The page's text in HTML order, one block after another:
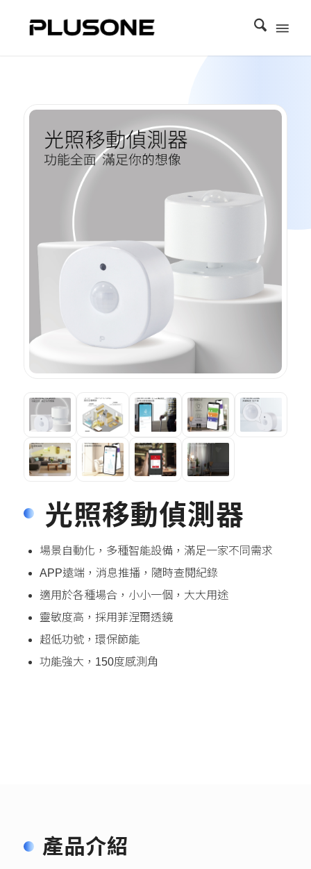
光照移動偵測器
場景自動化，多種智能設備，滿足一家不同需求
APP遠端，消息推播，隨時查閱紀錄
適用於各種場合，小小一個，大大用途
靈敏度高，採用菲涅爾透鏡
超低功號，環保節能
功能強大，150度感測角
產品介紹